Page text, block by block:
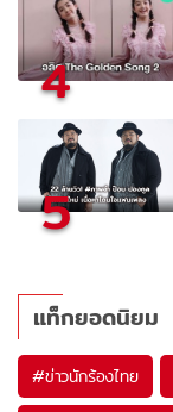
4
5
แท็กยอดนิยม
#ข่าวนักร้องไทย